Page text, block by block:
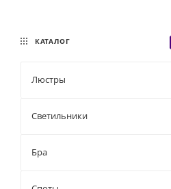
КАТАЛОГ
Люстры
Светильники
Бра